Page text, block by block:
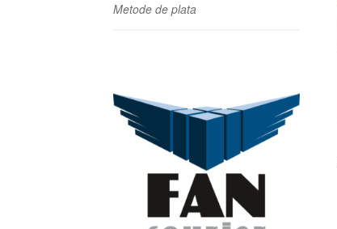
Metode de plata